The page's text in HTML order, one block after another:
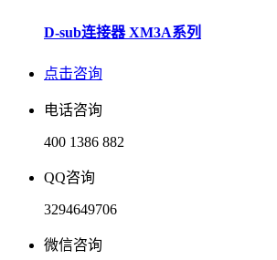
D-sub连接器 XM3A系列
点击咨询
电话咨询
400 1386 882
QQ咨询
3294649706
微信咨询